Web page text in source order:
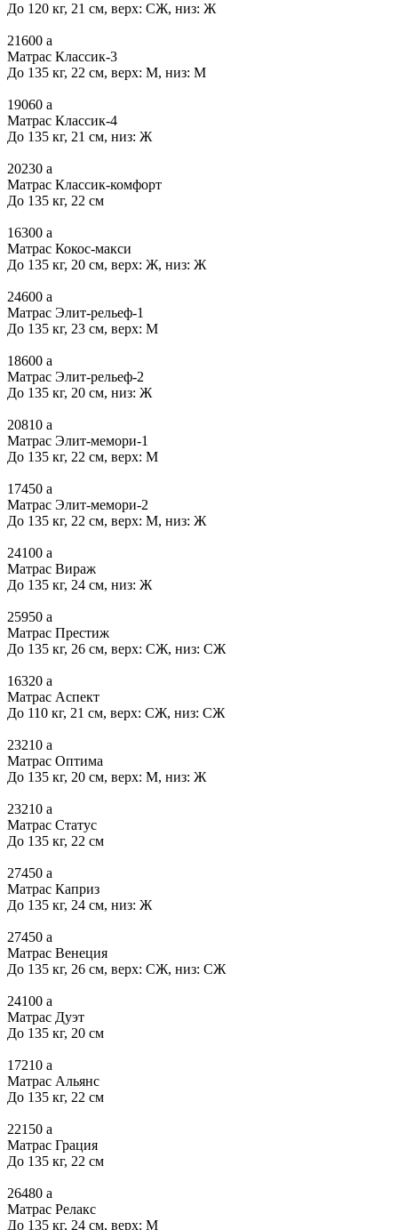
До 120 кг, 21 см, верх: СЖ, низ: Ж
21600 a
Матрас Классик-3
До 135 кг, 22 см, верх: М, низ: М
19060 a
Матрас Классик-4
До 135 кг, 21 см, низ: Ж
20230 a
Матрас Классик-комфорт
До 135 кг, 22 см
16300 a
Матрас Кокос-макси
До 135 кг, 20 см, верх: Ж, низ: Ж
24600 a
Матрас Элит-рельеф-1
До 135 кг, 23 см, верх: М
18600 a
Матрас Элит-рельеф-2
До 135 кг, 20 см, низ: Ж
20810 a
Матрас Элит-мемори-1
До 135 кг, 22 см, верх: М
17450 a
Матрас Элит-мемори-2
До 135 кг, 22 см, верх: М, низ: Ж
24100 a
Матрас Вираж
До 135 кг, 24 см, низ: Ж
25950 a
Матрас Престиж
До 135 кг, 26 см, верх: СЖ, низ: СЖ
16320 a
Матрас Аспект
До 110 кг, 21 см, верх: СЖ, низ: СЖ
23210 a
Матрас Оптима
До 135 кг, 20 см, верх: М, низ: Ж
23210 a
Матрас Статус
До 135 кг, 22 см
27450 a
Матрас Каприз
До 135 кг, 24 см, низ: Ж
27450 a
Матрас Венеция
До 135 кг, 26 см, верх: СЖ, низ: СЖ
24100 a
Матрас Дуэт
До 135 кг, 20 см
17210 a
Матрас Альянс
До 135 кг, 22 см
22150 a
Матрас Грация
До 135 кг, 22 см
26480 a
Матрас Релакс
До 135 кг, 24 см, верх: М